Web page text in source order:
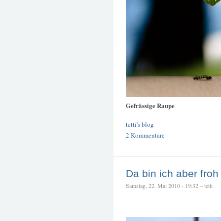
Gefrässige Raupe
tetti's blog
2 Kommentare
Da bin ich aber froh
Samstag, 22. Mai 2010 - 19:32 – tetti